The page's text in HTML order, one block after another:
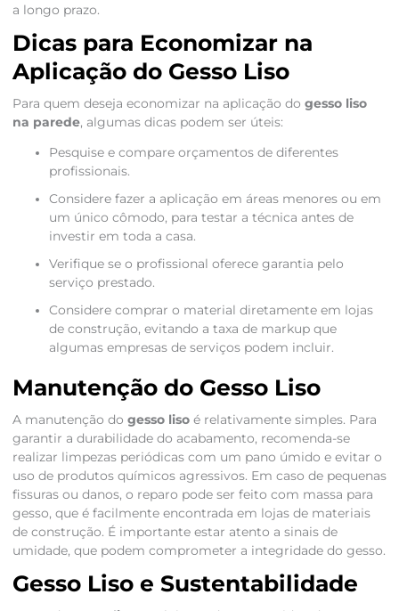
a longo prazo.
Dicas para Economizar na
Aplicação do Gesso Liso
Para quem deseja economizar na aplicação do gesso liso
na parede, algumas dicas podem ser úteis:
Pesquise e compare orçamentos de diferentes
profissionais.
Considere fazer a aplicação em áreas menores ou em
um único cômodo, para testar a técnica antes de
investir em toda a casa.
Verifique se o profissional oferece garantia pelo
serviço prestado.
Considere comprar o material diretamente em lojas
de construção, evitando a taxa de markup que
algumas empresas de serviços podem incluir.
Manutenção do Gesso Liso
A manutenção do gesso lisoé relativamente simples. Para
garantir a durabilidade do acabamento, recomenda-se
realizar limpezas periódicas com um pano úmido e evitar o
uso de produtos químicos agressivos. Em caso de pequenas
fissuras ou danos, o reparo pode ser feito com massa para
gesso, que é facilmente encontrada em lojas de materiais
de construção. É importante estar atento a sinais de
umidade, que podem comprometer a integridade do gesso.
Gesso Liso e Sustentabilidade